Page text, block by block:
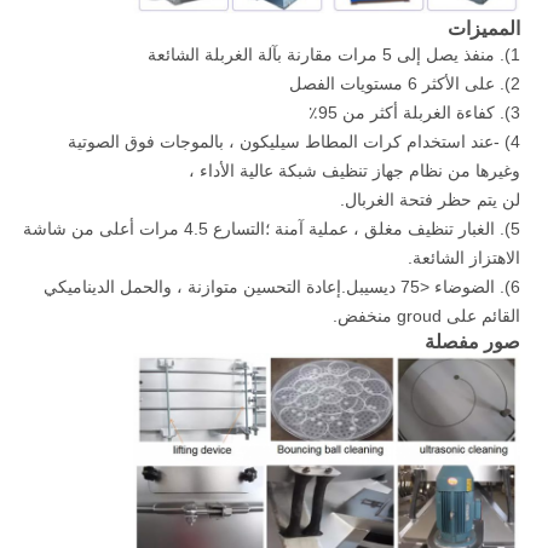
المميزات
1). منفذ يصل إلى 5 مرات مقارنة بآلة الغربلة الشائعة
2). على الأكثر 6 مستويات الفصل
3). كفاءة الغربلة أكثر من 95٪
4) -عند استخدام كرات المطاط سيليكون ، بالموجات فوق الصوتية
وغيرها من نظام جهاز تنظيف شبكة عالية الأداء ،
لن يتم حظر فتحة الغربال.
5). الغبار تنظيف مغلق ، عملية آمنة ؛التسارع 4.5 مرات أعلى من شاشة
الاهتزاز الشائعة.
6). الضوضاء <75 ديسيبل.إعادة التحسين متوازنة ، والحمل الديناميكي
القائم على groud منخفض.
صور مفصلة